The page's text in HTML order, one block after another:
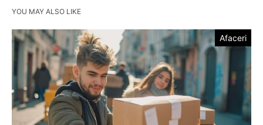
YOU MAY ALSO LIKE
Afaceri